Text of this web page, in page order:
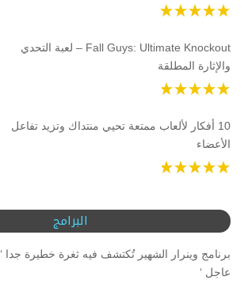
Fall Guys: Ultimate Knockout – لعبة التحدي
والإثارة المطلقة
10 أفكار لألعاب ممتعة تحيي منتداك وتزيد تفاعل
الأعضاء
البرامج
برنامج وينرار الشهير تُكتشف فيه ثغرة خطيرة جدا ‘
عاجل ‘